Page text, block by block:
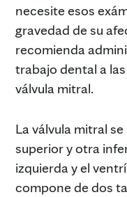
necesite esos
gravedad de su
recomienda
trabajo dental a
válvula mitral.
La válvula mitral
superior y otra
izquierda y el
compone de dos